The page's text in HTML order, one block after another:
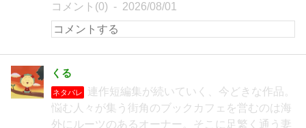
コメント(0) 2026/08/01
くる
ネタバレ
連作短編集が続いていく、今どきな作品。
悩む人々が集う街角のブックカフェを営むのは海
外にルーツのあるオーナー。そこに足繁く通う妻